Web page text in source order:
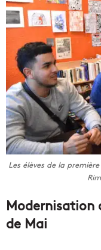
Les élèves de la
Modernisation
de Mai